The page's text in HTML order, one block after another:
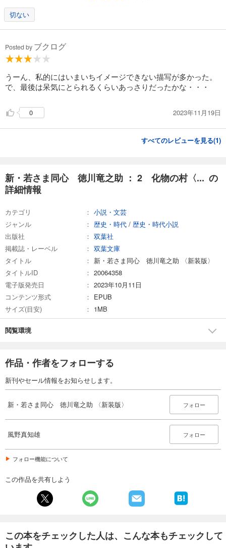
切ない
Posted by ブクログ
うーん、私的にはいまいちイメージできない描写が多かった。
で、最後は呆気にとられるくらいあっさりだったかな・・・
0 2023年11月19日
すべてのレビューを見る(1)
新・若さま同心 徳川竜之助 ： 2 化物の村〈... の
詳細情報
カテゴリ
小説・文芸
ジャンル
歴史・時代 / 歴史・時代小説
出版社
双葉社
掲載誌・レーベル
双葉文庫
タイトル
新・若さま同心 徳川竜之助 〈新装版〉
タイトルID
20064358
電子版発売日
2023年10月11日
コンテンツ形式
EPUB
サイズ(目安)
1MB
閲覧環境
作品・作者をフォローする
新刊やセール情報をお知らせします。
新・若さま同心 徳川竜之助 〈新装版〉 フォロー
風野真知雄 フォロー
フォロー機能について
この作品を共有しよう
この本をチェックした人は、こんな本もチェックして